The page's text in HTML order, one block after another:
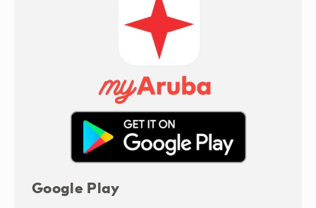
Google Play